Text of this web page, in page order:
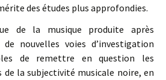
des études plus approfondies.
de la musique produite après
nouvelles voies d’investigation
de remettre en question les
de la subjectivité musicale noire, en